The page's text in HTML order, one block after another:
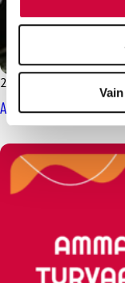
20.1.2026
Ammattiliitossa saat